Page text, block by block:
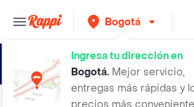
Bogotá
Ingresa tu dirección en
Bogotá. Mejor servicio,
entregas más rápidas y